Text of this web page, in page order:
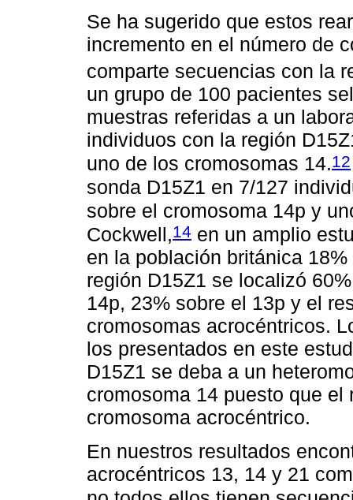
Se ha sugerido que estos
incremento en el número de
comparte secuencias con la
un grupo de 100 pacientes
muestras referidas a un
individuos con la región
uno de los cromosomas 14.12
sonda D15Z1 en 7/127
sobre el cromosoma 14p y
Cockwell,14 en un amplio
en la población británica
región D15Z1 se localizó
14p, 23% sobre el 13p y el
cromosomas acrocéntricos.
los presentados en este
D15Z1 se deba a un
cromosoma 14 puesto que
cromosoma acrocéntrico.
En nuestros resultados
acrocéntricos 13, 14 y 21